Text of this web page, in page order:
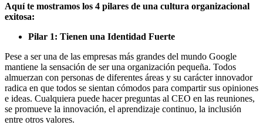
Aquí te mostramos los 4 pilares de una cultura organizacional
exitosa:
Pilar 1: Tienen una Identidad Fuerte
Pese a ser una de las empresas más grandes del mundo Google
mantiene la sensación de ser una organización pequeña. Todos
almuerzan con personas de diferentes áreas y su carácter innovador
radica en que todos se sientan cómodos para compartir sus opiniones
e ideas. Cualquiera puede hacer preguntas al CEO en las reuniones,
se promueve la innovación, el aprendizaje continuo, la inclusión
entre otros valores.